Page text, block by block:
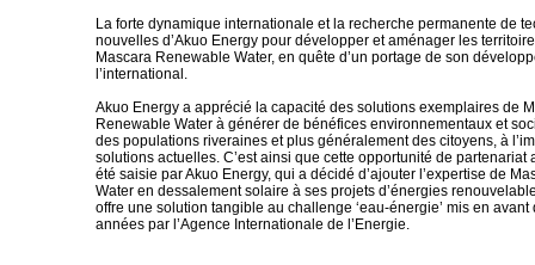
La forte dynamique internationale et la recherche permanente de
nouvelles d’Akuo Energy pour développer et aménager les
Mascara Renewable Water, en quête d’un portage de son
l’international.
Akuo Energy a apprécié la capacité des solutions exemplaires de
Renewable Water à générer de bénéfices environnementaux et
des populations riveraines et plus généralement des citoyens, à
solutions actuelles. C’est ainsi que cette opportunité de partenariat
été saisie par Akuo Energy, qui a décidé d’ajouter l’expertise de
Water en dessalement solaire à ses projets d’énergies
offre une solution tangible au challenge ‘eau-énergie’ mis en avant
années par l’Agence Internationale de l’Energie.